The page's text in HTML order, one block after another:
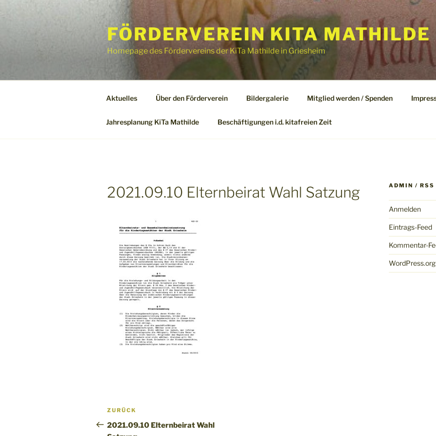
Inhalt
FÖRDERVEREIN KITA MATHILDE
Homepage des Fördervereins der KiTa Mathilde in Griesheim
Aktuelles Über den Förderverein Bildergalerie Mitglied werden / Spenden
Jahresplanung KiTa Mathilde Beschäftigungen i.d. kitafreien Zeit
2021.09.10 Elternbeirat Wahl Satzung
Beitragsnavigation
Vorheriger
Beitrag
ZURÜCK
2021.09.10 Elternbeirat Wahl
ADMIN / RSS
Anmelden
Eintrags-Feed
Kommentar-
WordPress.org